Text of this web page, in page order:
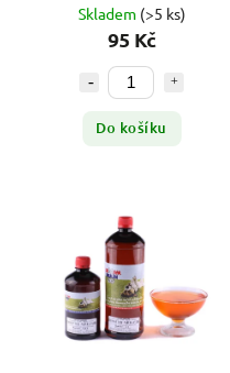
Skladem (>5 ks)
95 Kč
Do košíku